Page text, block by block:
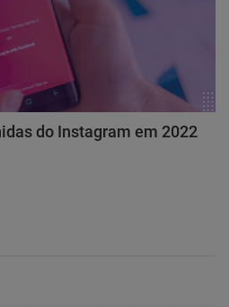
do Instagram em 2022